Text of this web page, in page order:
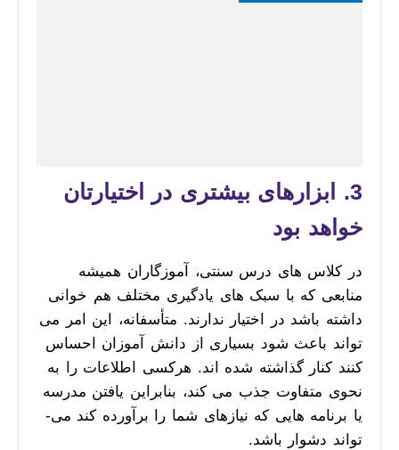
3. ابزارهای بیشتری در اختیارتان
خواهد بود
در کلاس ­های درس سنتی، آموزگاران همیشه
منابعی که با سبک­ های یادگیری مختلف هم خوانی
داشته باشد در اختیار ندارند. متأسفانه، این امر می
­تواند باعث شود بسیاری از دانش ­آموزان احساس
کنند کنار گذاشته‌ شده‌ اند. هرکسی اطلاعات را به
نحوی متفاوت جذب می­ کند، بنابراین یافتن مدرسه
یا برنامه­ هایی که نیازهای شما را برآورده کند می­
تواند دشوار باشد.